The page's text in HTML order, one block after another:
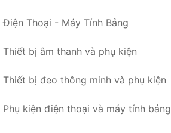
Điện Thoại - Máy Tính Bảng
Thiết bị âm thanh và phụ kiện
Thiết bị đeo thông minh và phụ kiện
Phụ kiện điện thoại và máy tính bảng